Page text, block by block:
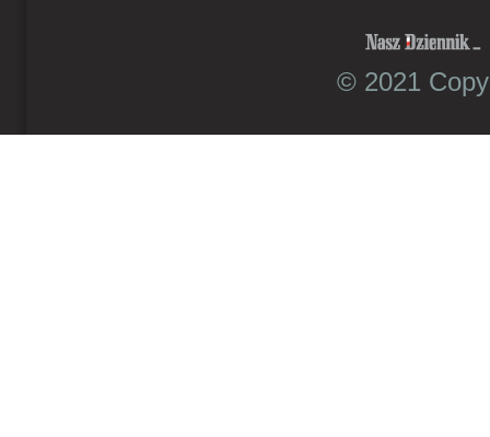
© 2021